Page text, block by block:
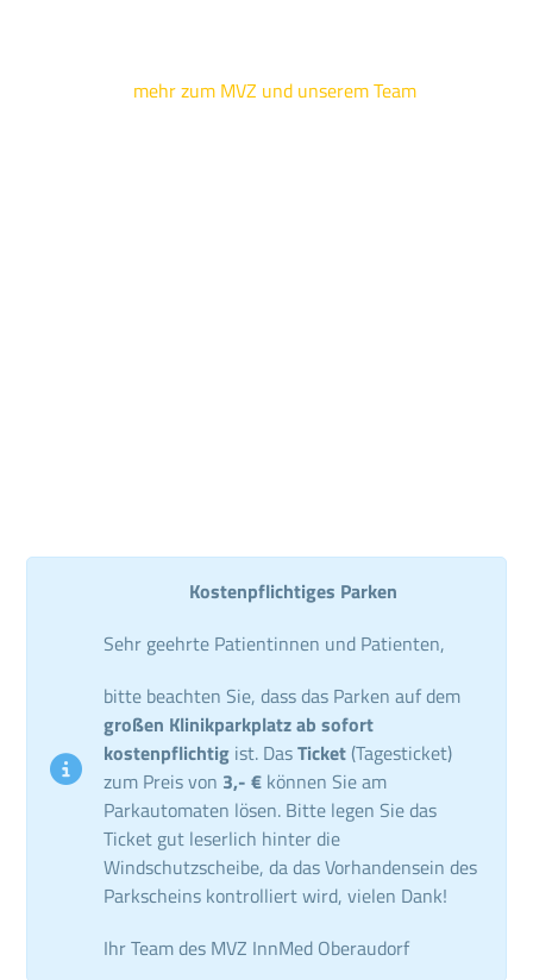
mehr zum MVZ und unserem Team
Kostenpflichtiges Parken
Sehr geehrte Patientinnen und Patienten,
bitte beachten Sie, dass das Parken auf dem
großen Klinikparkplatz ab sofort
kostenpflichtig ist. DasTicket (Tagesticket)
zum Preis von 3,- € können Sie am
Parkautomaten lösen. Bitte legen Sie das
Ticket gut leserlich hinter die
Windschutzscheibe, da das Vorhandensein des
Parkscheins kontrolliert wird, vielen Dank!
Ihr Team des MVZ InnMed Oberaudorf